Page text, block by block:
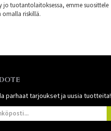
jo tuotantolaitoksessa, emme suosittele
omalla riskillä.
parhaat tarjoukset ja uusia tuotteita!